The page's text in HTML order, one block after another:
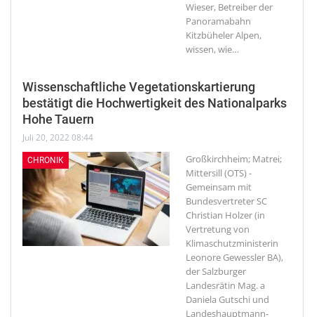
Wieser, Betreiber der
Panoramabahn
Kitzbüheler Alpen,
wissen, wie…
Wissenschaftliche Vegetationskartierung
bestätigt die Hochwertigkeit des Nationalparks
Hohe Tauern
Juli 20, 2022 08:44
CHRONIK
Großkirchheim; Matrei;
Mittersill (OTS) -
Gemeinsam mit
Bundesvertreter SC
Christian Holzer (in
Vertretung von
Klimaschutzministerin
Leonore Gewessler BA),
der Salzburger
Landesrätin Mag. a
Daniela Gutschi und
Landeshauptmann-